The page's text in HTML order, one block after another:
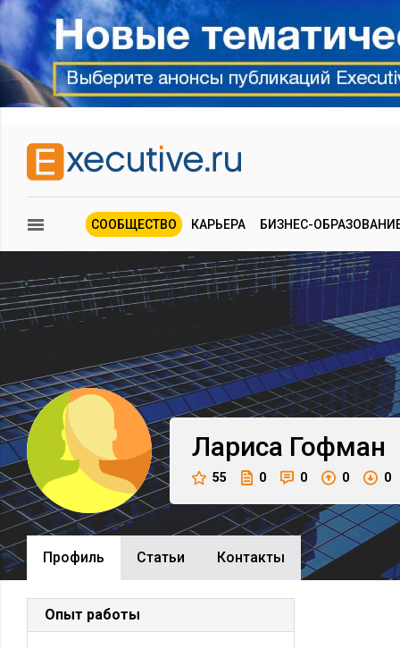
СООБЩЕСТВО КАРЬЕРА БИЗНЕС-
Лариса Гофман
55 0 0 0 0
Профиль Cтатьи Контакты
Опыт работы